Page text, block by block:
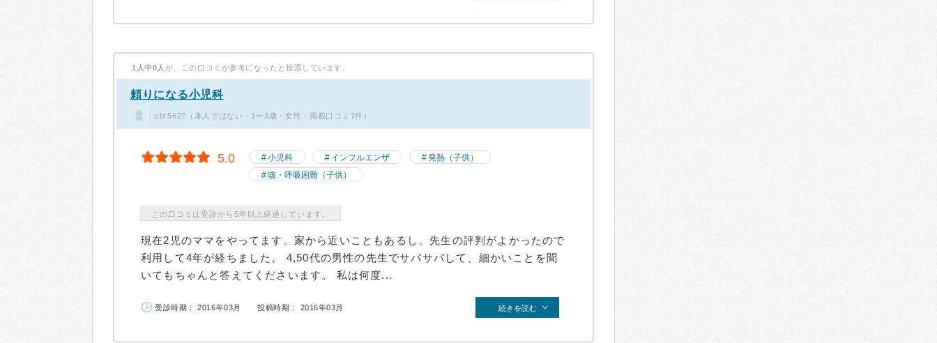
1人中0人 が、この口コミが参考になったと投票しています。
頼りになる小児科
cbr5627（本人ではない・1〜3歳・女性・掲載口コミ7件）
5.0 小児科 インフルエンザ
発熱（子供）
咳・呼吸困難（子供）
この口コミは受診から5年以上経過しています。
現在2児のママをやってます。家から近いこともあるし、先生の評判がよかったので
利用して4年が経ちました。 4,50代の男性の先生でサバサバして、細かいことを聞
いてもちゃんと答えてくださいます。 私は何度...
受診時期： 2016年03月 投稿時期： 2016年03月 続きを読む